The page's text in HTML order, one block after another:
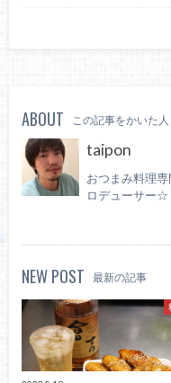
ABOUT この記事をかいた人
taipon
おつまみ料理
ロデューサー
NEW POST 最新の記事